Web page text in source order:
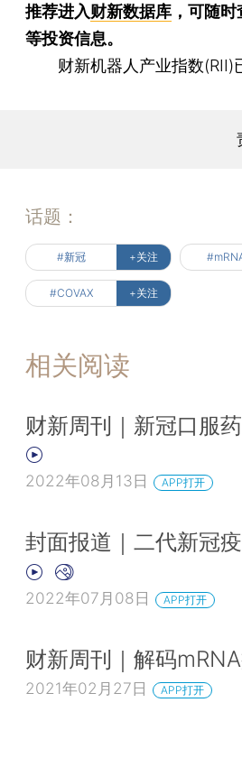
推荐进入财新数据库 ，可随
等投资信息。
财新机器人产业指数(RII)
话题：
#新冠 +关注
#COVAX +关注
相关阅读
财新周刊｜新冠口服
2022年08月13日 APP打开
封面报道｜二代新冠
2022年07月08日 APP打开
财新周刊｜解码
2021年02月27日 APP打开